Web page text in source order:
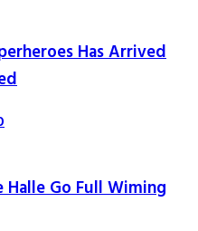
Has Arrived
Go Full Wiming